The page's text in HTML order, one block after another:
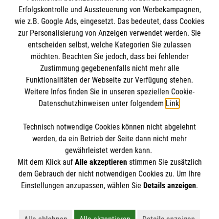
fortschrittliches
Magnetresonanztomographiegerät (MRT) und
ein hochmoderner, strahlungsarmer
Computertomograph (CT), der schnell präzise
Schichtbilder erstellt. Unsere medizinischen
Fachkräfte erhalten intensive Schulungen, um
diese Technologien zum Wohle der Patienten
optimal einzusetzen und die Belastung dabei
auf das absolute Minimum zu reduzieren.
Qualität steht im Mittelpunkt
Unsere Priorität liegt in der optimalen
medizinischen und pflegerischen Betreuung,
wirtschaftlicher Herausforderungen. Wir
Compliance
Karriere bei uns:www.mehralsnurarbeit.de
Erfolgskontrolle und Aussteuerung von Werbekampagnen,
wie z.B. Google Ads, eingesetzt. Das bedeutet, dass Cookies
zur Personalisierung von Anzeigen verwendet werden. Sie
entscheiden selbst, welche Kategorien Sie zulassen
möchten. Beachten Sie jedoch, dass bei fehlender
Zustimmung gegebenenfalls nicht mehr alle
Funktionalitäten der Webseite zur Verfügung stehen.
Weitere Infos finden Sie in unseren speziellen Cookie-
Datenschutzhinweisen unter folgendem Link.
Technisch notwendige Cookies können nicht abgelehnt
werden, da ein Betrieb der Seite dann nicht mehr
gewährleistet werden kann.
Mit dem Klick auf Alle akzeptierenstimmen Sie zusätzlich
dem Gebrauch der nicht notwendigen Cookies zu. Um Ihre
Einstellungen anzupassen, wählen Sie Details anzeigen.